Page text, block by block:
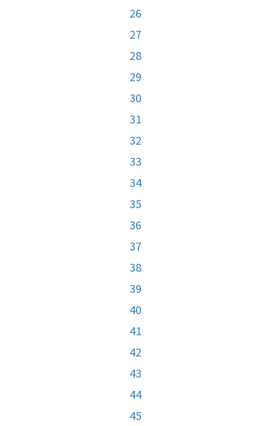
26
27
28
29
30
31
32
33
34
35
36
37
38
39
40
41
42
43
44
45